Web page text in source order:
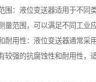
围：液位变送器适用于不同
量范围，可以满足不同工业
耐用性：液位变送器通常采
较强的抗腐蚀性和耐用性，